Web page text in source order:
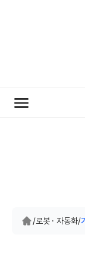
/로봇 · 자동화/